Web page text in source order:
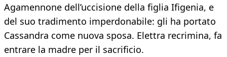
Agamennone dell’uccisione della figlia Ifigenia, e
del suo tradimento imperdonabile: gli ha portato
Cassandra come nuova sposa. Elettra recrimina, fa
entrare la madre per il sacrificio.